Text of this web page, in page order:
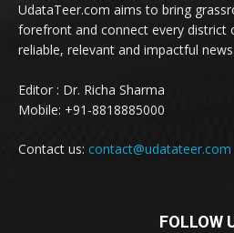
UdataTeer.com aims to bring
forefront and connect every district
reliable, relevant and impactful news.
Editor : Dr. Richa Sharma
Mobile: +91-8818885000
Contact us: contact@udatateer.com
FOLLOW